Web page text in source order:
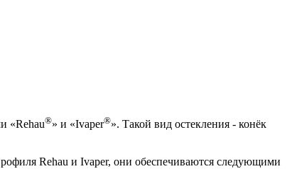
«Rehau®» и «Ivaper®». Такой вид остекления - конёк
Rehau и Ivaper, они обеспечиваются следующими